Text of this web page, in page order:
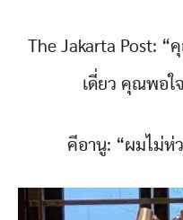
The Jakarta Post:
เดี่ยว คุณพอใ
คีอานู: “ผมไม่ห่